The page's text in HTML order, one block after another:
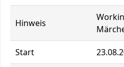
Hinweis
Start